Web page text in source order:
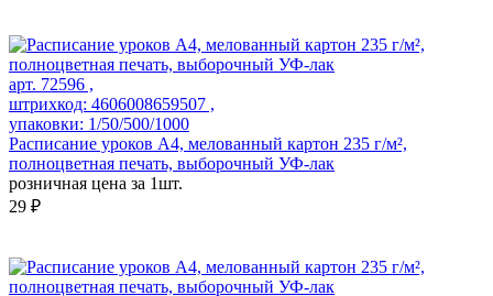
арт. 72596 ,
штрихкод: 4606008659507 ,
упаковки: 1/50/500/1000
Расписание уроков А4, мелованный картон 235 г/м²,
полноцветная печать, выборочный УФ-лак
розничная цена за 1шт.
29 ₽